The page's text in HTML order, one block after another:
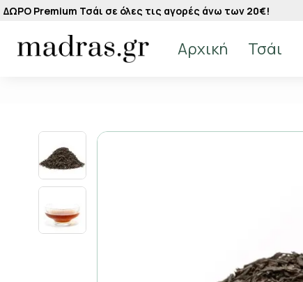
ΔΩΡΟ Premium Τσάι σε όλες τις αγορές άνω των 20€!
Αρχική Τσάι